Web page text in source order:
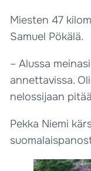
Miesten 47
Samuel Pökälä.
– Alussa
annettavissa.
nelossijaan
Pekka Niemi